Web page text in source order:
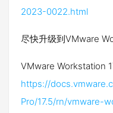
2023-0022.html
尽快升级到VMware
VMware Workstation
https://
Pro/17.5/rn/vmware-